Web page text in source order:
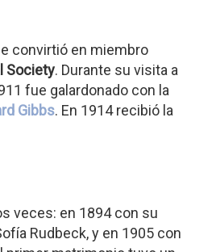
convirtió en miembro
Society. Durante su visita a
fue galardonado con la
Gibbs. En 1914 recibió la
veces: en 1894 con su
Rudbeck, y en 1905 con